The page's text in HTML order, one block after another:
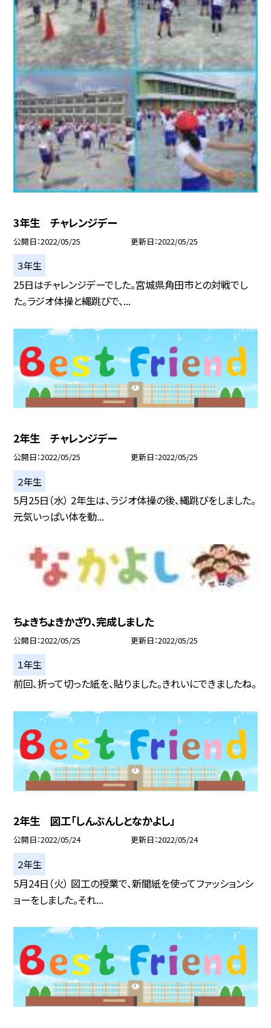
3年生 チャレンジデー
公開日 2022/05/25 更新日 2022/05/25
３年生
25日はチャレンジデーでした。宮城県角田市との対戦でし
た。ラジオ体操と縄跳びで、...
2年生 チャレンジデー
公開日 2022/05/25 更新日 2022/05/25
２年生
5月25日（水） 2年生は、ラジオ体操の後、縄跳びをしました。
元気いっぱい体を動...
ちょきちょきかざり、完成しました
公開日 2022/05/25 更新日 2022/05/25
１年生
前回、折って切った紙を、貼りました。きれいにできましたね。
2年生 図工「しんぶんしとなかよし」
公開日 2022/05/24 更新日 2022/05/24
２年生
5月24日（火） 図工の授業で、新聞紙を使ってファッションシ
ョーをしました。それ...